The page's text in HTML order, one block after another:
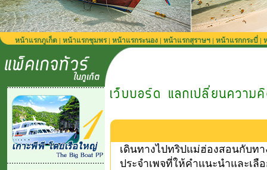
หน้าแรกภูเก็ต | หน้าแรกชุมพร| หน้าแรกระนอง | หน้าแรกสุราษฯ | หน้าแรกกระบี่ |
เดินทางไปทริปแม่ฮ่องสอนกับท
ประจำเพจที่ให้คำแนะนำและเลื